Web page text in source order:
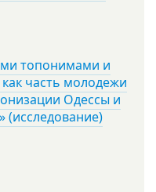
топонимами и
часть молодежи
Одессы и
(исследование)